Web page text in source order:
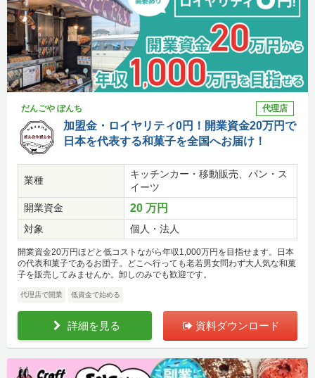
だんごや ぽんち 代理店
加盟金・ロイヤリティ0円！開業資金20万円で
日本を代表する和菓子を全国へお届け！
業種
キッチンカー・移動販売、パン・ス
イーツ
開業資金
20 万円
対象 個人・法人
開業資金20万円ほどと低コストながら年収1,000万円を目指せます。日本
の代表和菓子であるお団子。どこへ行っても老若男女問わず大人気な和菓
子を販売してみませんか。卸しのみでも歓迎です。
代理店で開業 低資金で始める
詳細を見る 資料ダウンロード